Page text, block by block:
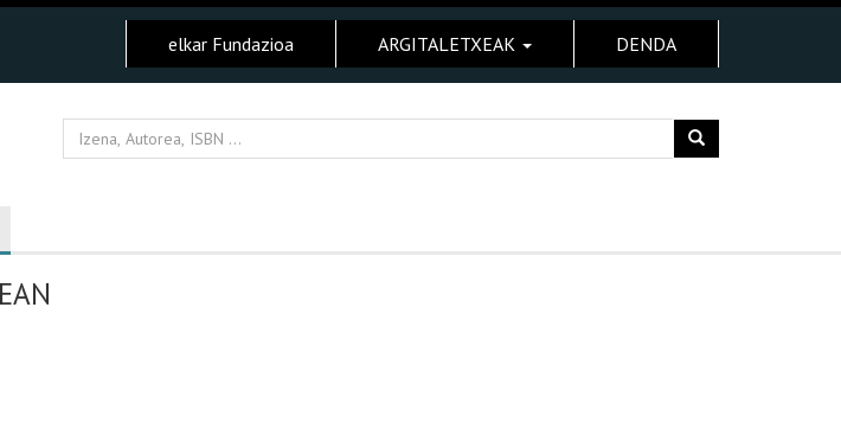
elkar Fundazioa ARGITALETXEAK DENDA